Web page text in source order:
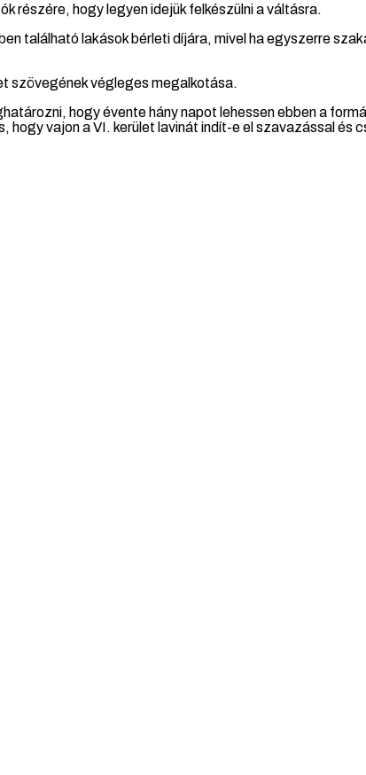
részére, hogy legyen idejük felkészülni a váltásra.
található lakások bérleti díjára, mivel ha egyszerre
szövegének végleges megalkotása.
hogy évente hány napot lehessen ebben a
vajon a VI. kerület lavinát indít-e el szavazással és